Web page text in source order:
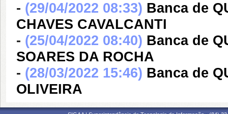
- (29/04/2022 08:33) Banca de
CHAVES CAVALCANTI
- (25/04/2022 08:40) Banca de
SOARES DA ROCHA
- (28/03/2022 15:46) Banca de
OLIVEIRA